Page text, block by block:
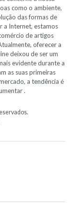
como o ambiente,
das formas de
a Internet, estamos
de artigos
oferecer a
deixou de ser um
evidente durante a
as suas primeiras
a tendência é
.